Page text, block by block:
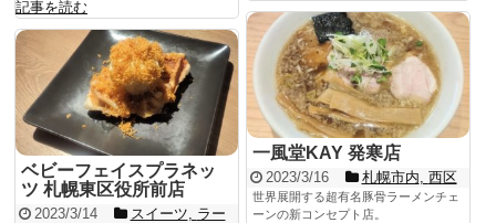
記事を読む
一風堂KAY 発寒店
2023/3/16 札幌市内 西区
世界展開する超有名豚骨ラーメンチェ
ーンの新コンセプト店。
ベビーフェイスプラネッ
ツ 札幌東区役所前店
2023/3/14 スイーツ
ラー